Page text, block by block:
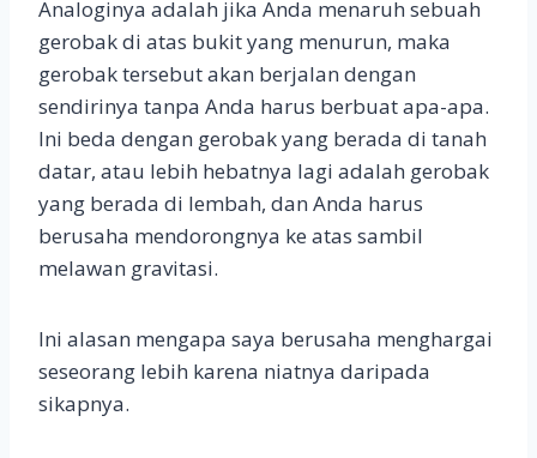
Analoginya adalah jika Anda menaruh sebuah
gerobak di atas bukit yang menurun, maka
gerobak tersebut akan berjalan dengan
sendirinya tanpa Anda harus berbuat apa-apa.
Ini beda dengan gerobak yang berada di tanah
datar, atau lebih hebatnya lagi adalah gerobak
yang berada di lembah, dan Anda harus
berusaha mendorongnya ke atas sambil
melawan gravitasi.
Ini alasan mengapa saya berusaha menghargai
seseorang lebih karena niatnya daripada
sikapnya.